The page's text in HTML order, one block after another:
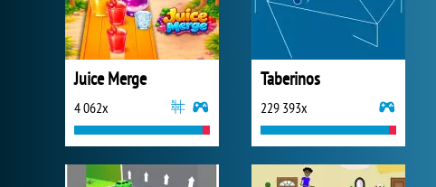
Juice Merge
4 062x
Taberinos
229 393x